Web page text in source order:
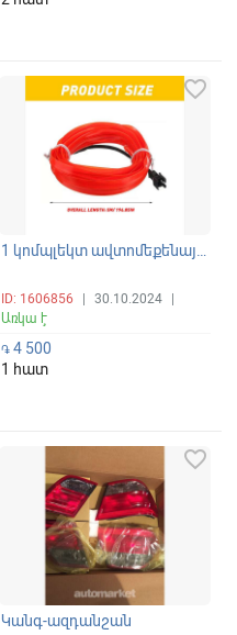
1 կոմպլեկտ ավտոմեքենայի սրահի LED ժապավենային լուսավորման Lamp Bar Ինտերիերի դեկորատիվ դրվագ
ID: 1606856 30.10.2024
Առկա է
favorite_border
֏4 500
1 հատ
Կանգ-ազդանշան
favorite_border